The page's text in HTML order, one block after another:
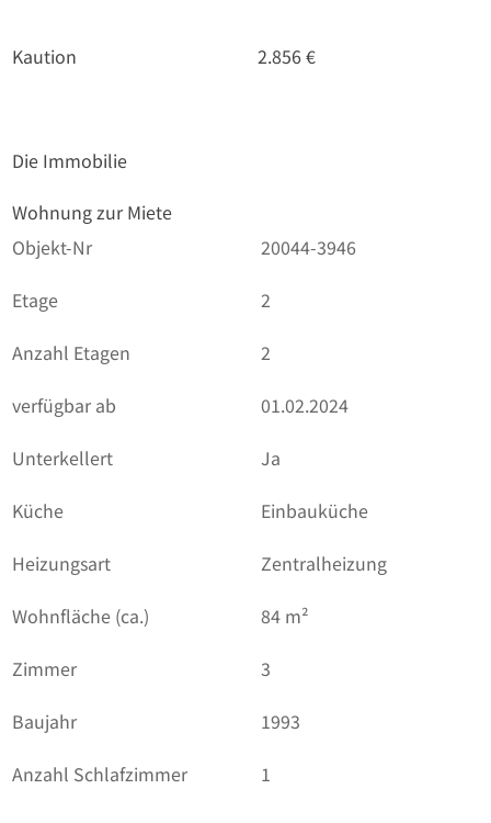
Kaution 2.856 €
Die Immobilie
Wohnung zur Miete
Objekt-Nr
20044-3946
Etage
2
Anzahl Etagen
2
verfügbar ab
01.02.2024
Unterkellert
Ja
Küche
Einbauküche
Heizungsart
Zentralheizung
Wohnfläche (ca.)
84 m²
Zimmer
3
Baujahr
1993
Anzahl Schlafzimmer
1